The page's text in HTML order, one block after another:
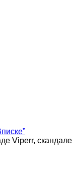
Viperr,